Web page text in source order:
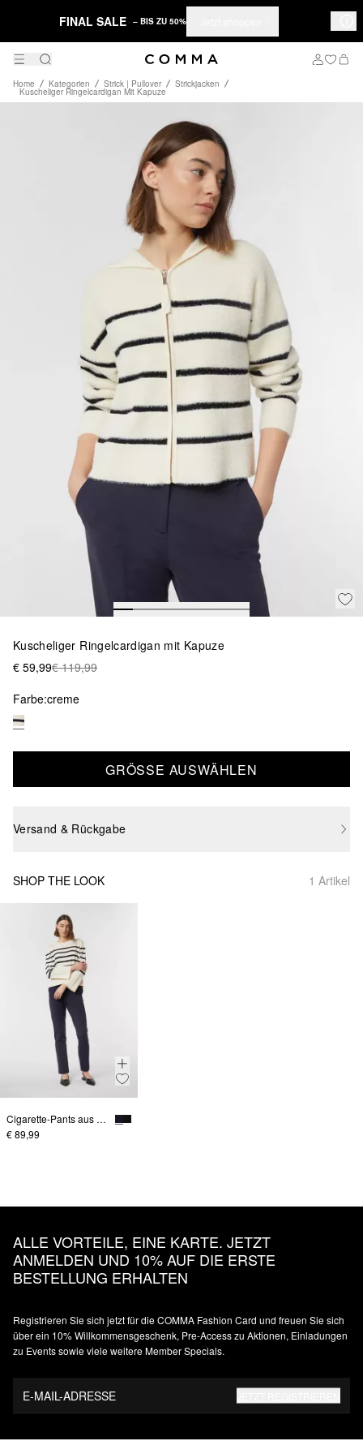
FINAL SALE – BIS ZU 50%
Home Kategorien Strick | Pullover Strickjacken
Kuscheliger Ringelcardigan Mit Kapuze
Kuscheliger Ringelcardigan mit Kapuze
€ 59,99€ 119,99
Farbe:creme
GRÖSSE AUSWÄHLEN
Versand & Rückgabe
SHOP THE LOOK 1 Artikel
Cigarette-Pants aus weichem Jersey
€ 89,99
ALLE VORTEILE, EINE KARTE. JETZT
ANMELDEN UND 10% AUF DIE ERSTE
BESTELLUNG ERHALTEN
Registrieren Sie sich jetzt für die COMMA Fashion Card und freuen Sie sich
über ein 10% Willkommensgeschenk, Pre-Access zu Aktionen, Einladungen
zu Events sowie viele weitere Member Specials.
E-MAIL-ADRESSE